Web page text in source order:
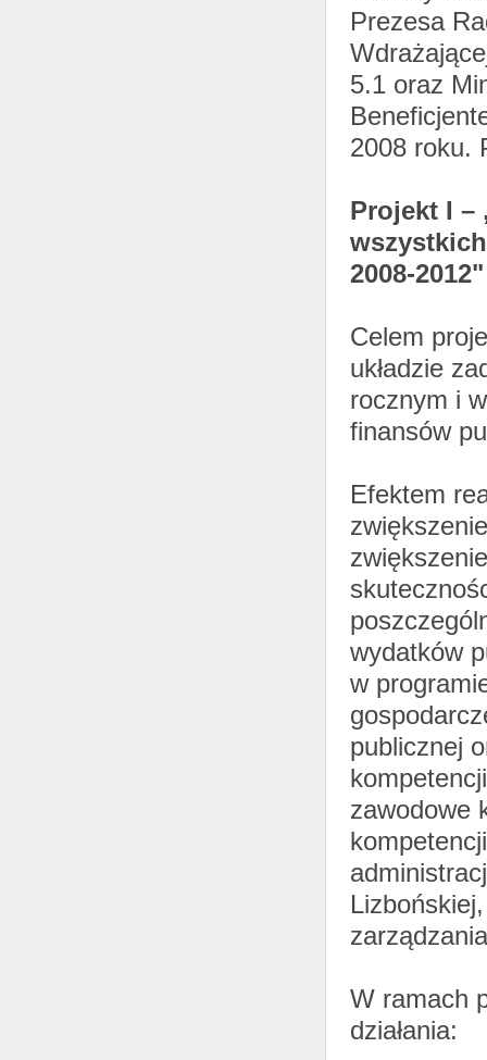
Prezesa
5.1 oraz
2008 roku.
Projekt I –
2008-
Celem
układzie
rocznym i
finansów
Efektem
wydatków
w
publicznej
zawodowe
W ramach
działania: